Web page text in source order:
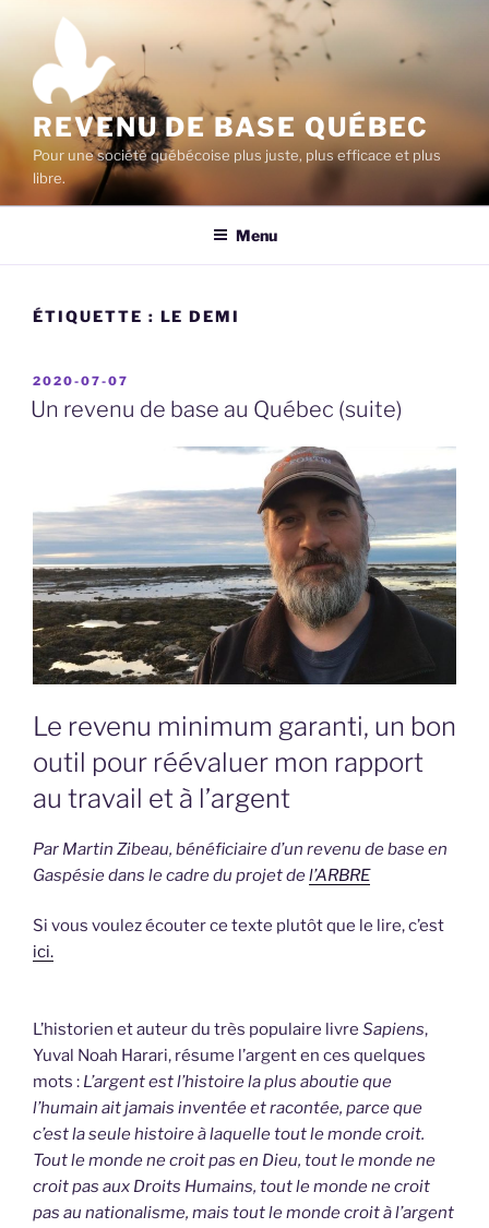
contenu
principal
REVENU DE BASE QUÉBEC
Pour une société québécoise plus juste, plus efficace et plus
libre.
Menu
ÉTIQUETTE : LE DEMI
PUBLIÉ
LE
2020-07-07
Un revenu de base au Québec (suite)
Le revenu minimum garanti, un bon
outil pour réévaluer mon rapport
au travail et à l’argent
Par Martin Zibeau, bénéficiaire d’un revenu de base en
Gaspésie dans le cadre du projet del’ARBRE
Si vous voulez écouter ce texte plutôt que le lire, c’est
ici.
L’historien et auteur du très populaire livre Sapiens,
Yuval Noah Harari, résume l’argent en ces quelques
mots : L’argent est l’histoire la plus aboutie que
l’humain ait jamais inventée et racontée, parce que
c’est la seule histoire à laquelle tout le monde croit.
Tout le monde ne croit pas en Dieu, tout le monde ne
croit pas aux Droits Humains, tout le monde ne croit
pas au nationalisme, mais tout le monde croit à l’argent